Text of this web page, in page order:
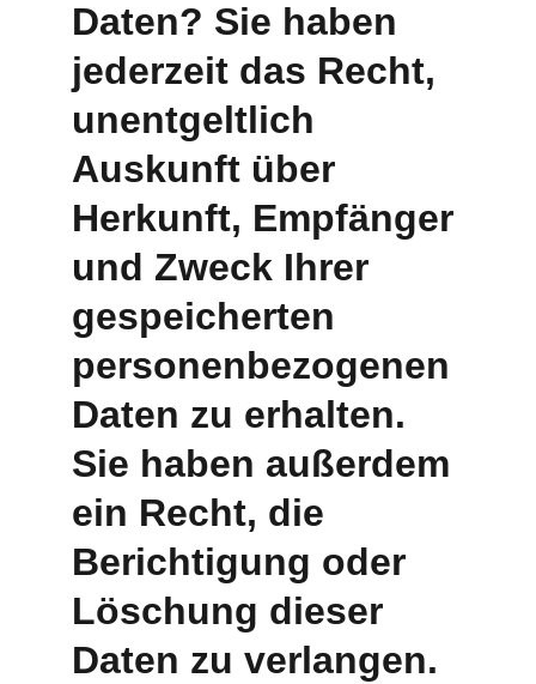
Daten? Sie haben
jederzeit das Recht,
unentgeltlich
Auskunft über
Herkunft, Empfänger
und Zweck Ihrer
gespeicherten
personenbezogenen
Daten zu erhalten.
Sie haben außerdem
ein Recht, die
Berichtigung oder
Löschung dieser
Daten zu verlangen.